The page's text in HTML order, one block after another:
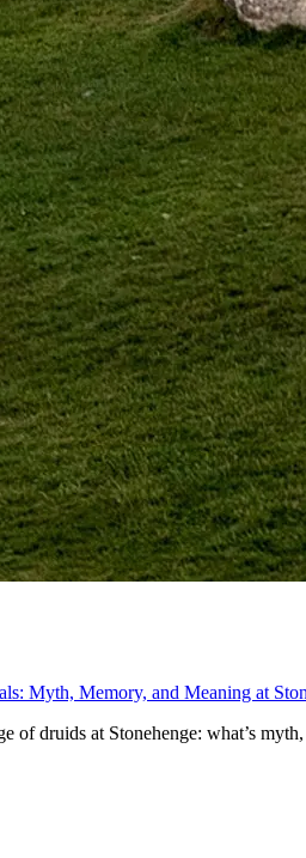
Myth, Memory, and Meaning at
of druids at Stonehenge: what’s